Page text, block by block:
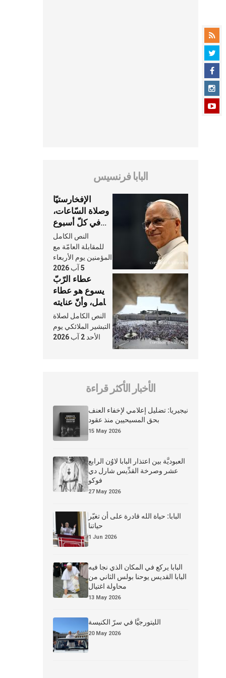
البابا فرنسيس
الإفخارستيّا
وصلاة السّاعات،
في كلّ أسبوع
وكلّ يوم، هما
النَّفَس في حياة
الكنيسة
النص الكامل
للمقابلة العامّة مع
المؤمنين يوم الأربعاء
5 آب 2026
عطاء الرّبّ
يسوع هو عطاء
شامل، وأنّ عنايته
بنا لا تغيب عنّا
أبدًا
النص الكامل لصلاة
التبشير الملائكي يوم
الأحد 2 آب 2026
الأخبار الأكثر قراءة
نيجيريا: تضليل إعلامي لإخفاء العنف
بحق المسيحيين منذ عقود
15 May 2026
العبوديَّة بين اعتذار البابا لاوُن الرابع
عشر وصرخة القدِّيس شارل دي
فوكو
27 May 2026
البابا: حياة الله قادرة على أن تغيّر
حياتنا
1 Jun 2026
البابا يركع في المكان الذي نجا فيه
البابا القديس يوحنا بولس الثاني من
محاولة اغتيال
13 May 2026
الليتورجيَّا في سرّ الكنيسة
20 May 2026